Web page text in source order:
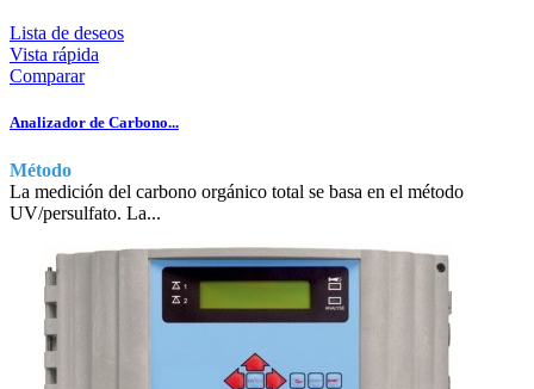
Lista de deseos
Vista rápida
Comparar
Analizador de Carbono...
Método
La medición del carbono orgánico total se basa en el método
UV/persulfato. La...